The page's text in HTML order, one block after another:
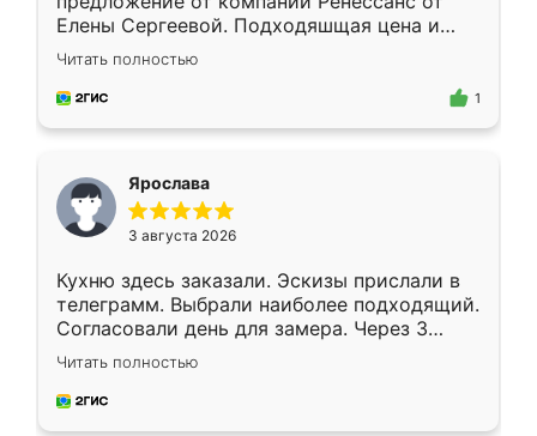
Елены Сергеевой. Подходяшщая цена и
короткие сроки изготовления. Приехавший
для замера сотрудник Владислав
предложил по моему эскизу самый
Читать полностью
1
Ярослава
3 августа 2026
Кухню здесь заказали. Эскизы прислали в
телеграмм. Выбрали наиболее подходящий.
Согласовали день для замера. Через 3
недели кухня была уже готова. Остались
довольны работой. Спасибо Ренессанс
мебель за качественную работу!
Читать полностью